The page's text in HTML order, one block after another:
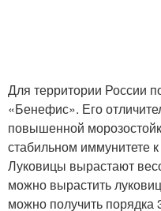
Для территории России
«Бенефис». Его
повышенной
стабильном иммунитете
Луковицы вырастают
можно вырастить
можно получить